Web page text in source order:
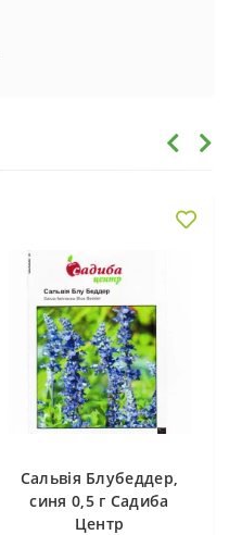
Сальвія Блубеддер,
синя 0,5 г Садиба
Центр